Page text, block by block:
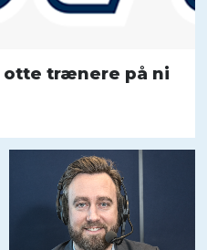
otte trænere på ni